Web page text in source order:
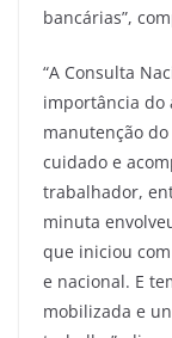
bancárias”,
“A Consulta
importância do
manutenção
cuidado e
trabalhador,
minuta
que iniciou
e nacional. E
mobilizada e